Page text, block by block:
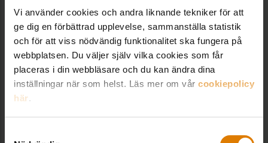
Vi använder cookies och andra liknande tekniker för att
ge dig en förbättrad upplevelse, sammanställa statistik
och för att viss nödvändig funktionalitet ska fungera på
webbplatsen. Du väljer själv vilka cookies som får
placeras i din webbläsare och du kan ändra dina
inställningar när som helst. Läs mer om vår cookiepolicy
här.
Allmännyttan Akademi arrangerar en
omfattande driftutbildning i fyra delar.
Genom en kombination av virtuella möten
och fysiska träffar, utforskar deltagarna
värmesystem, ventilation, elektriska
installationer och styrning.
och liknande roller som arbetar med drift